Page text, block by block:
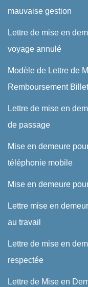
mauvaise gestion
Lettre de mise en
voyage annulé
Modèle de Lettre de
Remboursement
Lettre de mise en
de passage
Mise en demeure
téléphonie mobile
Mise en demeure
Lettre mise en
au travail
Lettre de mise en
respectée
Lettre de Mise en